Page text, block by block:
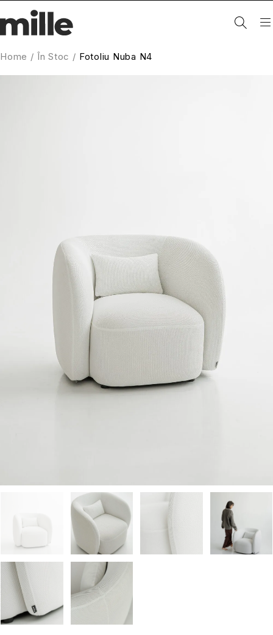
Home / În Stoc / Fotoliu Nuba N4